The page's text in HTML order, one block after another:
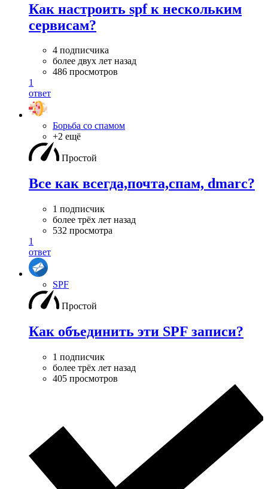
Как настроить spf к нескольким
сервисам?
4 подписчика
более двух лет назад
486 просмотров
1
ответ
Борьба со спамом
+2 ещё
Простой
Все как всегда,почта,спам, dmarc?
1 подписчик
более трёх лет назад
532 просмотра
1
ответ
SPF
Простой
Как объединить эти SPF записи?
1 подписчик
более трёх лет назад
405 просмотров